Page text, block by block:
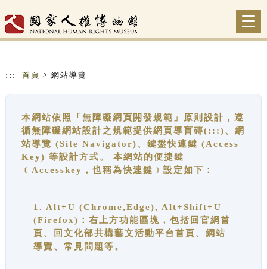
::: 首頁 > 網站導覽
本網站依照「無障礙網頁開發規範」原則設計，遵
循無障礙網站設計之規範提供網頁導盲磚(:::)、網
站導覽 (Site Navigator)、鍵盤快速鍵 (Access
Key) 等設計方式。 本網站的便捷鍵
﹝Accesskey，也稱為快速鍵﹞設定如下：
1. Alt+U (Chrome,Edge), Alt+Shift+U
(Firefox)：右上方功能區塊，包括回官網首
頁、回文化部共構藝文活動平台首頁、網站
導覽、常見問題等。